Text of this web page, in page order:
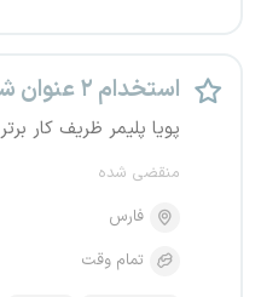
استخدام ۲ عنوان شغلی
پویا پلیمر ظریف کار برتر
منقضی شده
فارس
تمام وقت